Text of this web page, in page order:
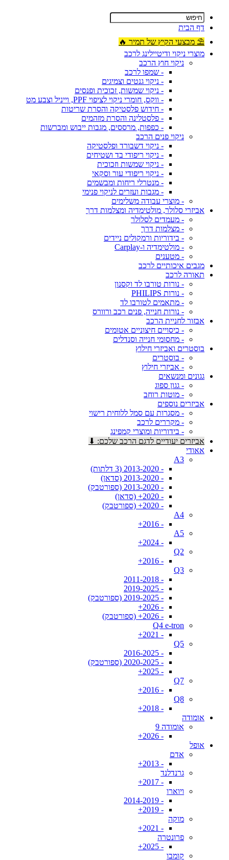
דף הבית
⛱ מבצעי הקיץ של תמיר 🔥
מוצרי ניקוי ודיטיילינג לרכב
ניקוי חוץ הרכב
- שמפו לרכב
- ניקוי גנטים וצמיגים
- ניקוי שמשות, זכוכית ופנסים
- ווקס, חומרי ניקוי לציפוי PPF, וייניל וצבע מט
- חידוש פלסטיקה והסרת שריטות
- פלסטלינה והסרת מזהמים
- כפפות, מרססים, מגבות ייבוש ומברשות
ניקוי פנים הרכב
- ניקוי דשבורד ופלסטיקה
- ניקוי ריפודי בד ושטיחים
- ניקוי שמשות וזכוכית
- ניקוי ריפודי עור וסקאי
- מנטרלי ריחות ומבשמים
- מגבות ועזרים לניקוי פנימי
- מוצרי עבודה משלימים
אביזרי סלולר, מולטימדיה ומצלמות דרך
- מעמדים לסלולר
- מצלמות דרך
- בידוריות ורמקולים ניידים
- מולטימדיה ו-Carplay
- מטענים
מגבים איכותיים לרכב
תאורה לרכב
- נורות טורבו לד וקסנון
- נורות PHILIPS
- מתאמים לטורבו לד
- נורות חנייה, פנים רכב ורוורס
אבזור לחניית הרכב
- כיסויים חיצוניים אטומים
- מחסומי חנייה וסנדלים
בוסטרים ואביזרי חילוץ
- בוסטרים
- אביזרי חילוץ
גגונים ומנשאים
- גגון ספוג
- מוטות רוחב
אביזרים נוספים
- מסגרות עם סמל ללוחית רישוי
- מקררים לרכב
- בידוריות ומוצרי קמפינג
אביזרים יעודיים לדגם הרכב שלכם: ⬇
אאודי
A3
- 2013-2020 (3 דלתות)
- 2013-2020 (סדאן)
- 2013-2020 (ספורטבק)
- 2020+ (סדאן)
- 2020+ (ספורטבק)
A4
- 2016+
A5
- 2024+
Q2
- 2016+
Q3
- 2011-2018
- 2019-2025
- 2019-2025 (ספורטבק)
- 2026+
- 2026+ (ספורטבק)
Q4 e-tron
- 2021+
Q5
- 2016-2025
- 2020-2025 (ספורטבק)
- 2025+
Q7
- 2016+
Q8
- 2018+
אומודה
אומודה 9
- 2026+
אופל
אדם
- 2013+
גרנדלנד
- 2017+
ויוארו
- 2014-2019
- 2019+
מוקה
- 2021+
פרונטרה
- 2025+
קומבו